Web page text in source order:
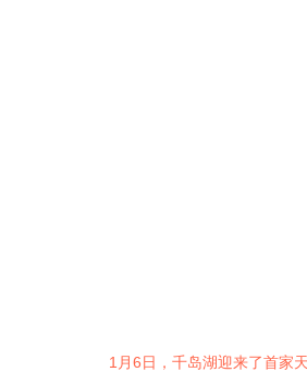
1月6日，千岛湖迎来了首家